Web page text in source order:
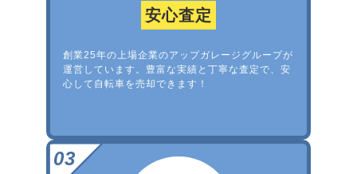
安心査定
創業25年の上場企業のアップガレージグループが
運営しています。豊富な実績と丁寧な査定で、安
心して自転車を売却できます！